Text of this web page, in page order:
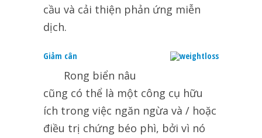
cầu và cải thiện phản ứng miễn
dịch.
Giảm cân
Rong biển nâu
cũng có thể là một công cụ hữu
ích trong việc ngăn ngừa và / hoặc
điều trị chứng béo phì, bởi vì nó